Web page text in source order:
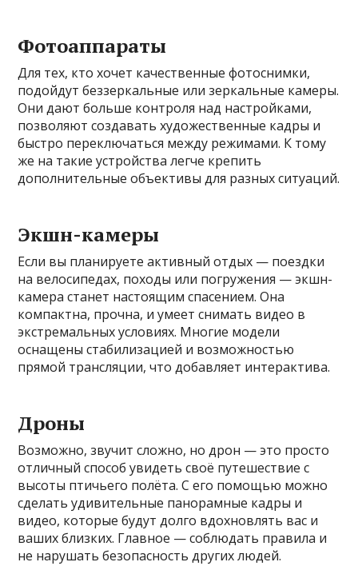
Фотоаппараты
Для тех, кто хочет качественные фотоснимки,
подойдут беззеркальные или зеркальные камеры.
Они дают больше контроля над настройками,
позволяют создавать художественные кадры и
быстро переключаться между режимами. К тому
же на такие устройства легче крепить
дополнительные объективы для разных ситуаций.
Экшн-камеры
Если вы планируете активный отдых — поездки
на велосипедах, походы или погружения — экшн-
камера станет настоящим спасением. Она
компактна, прочна, и умеет снимать видео в
экстремальных условиях. Многие модели
оснащены стабилизацией и возможностью
прямой трансляции, что добавляет интерактива.
Дроны
Возможно, звучит сложно, но дрон — это просто
отличный способ увидеть своё путешествие с
высоты птичьего полёта. С его помощью можно
сделать удивительные панорамные кадры и
видео, которые будут долго вдохновлять вас и
ваших близких. Главное — соблюдать правила и
не нарушать безопасность других людей.